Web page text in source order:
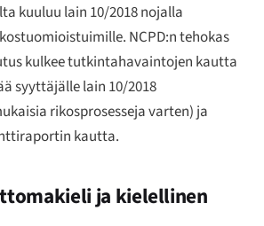
kuuluu lain 10/2018 nojalla
NCPD:n tehokas
kulkee tutkintahavaintojen kautta
syyttäjälle lain 10/2018
rikosprosesseja varten) ja
kautta.
ja kielellinen